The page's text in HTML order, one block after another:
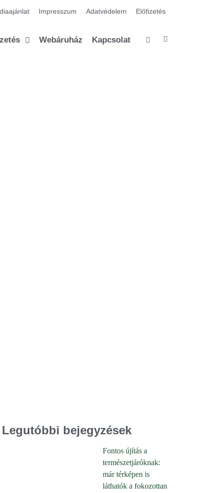
Impresszum Adatvédelem Előfizetés
Webáruház Kapcsolat
Legutóbbi bejegyzések
Fontos újítás a
természetjáróknak:
már térképen is
láthatók a fokozottan